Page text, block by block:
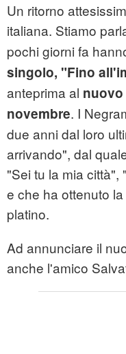
Un ritorno
italiana. Stiamo
pochi giorni fa
singolo, "Fino
anteprima al
novembre. I
due anni dal loro
arrivando", dal
"Sei tu la mia città",
e che ha ottenuto
platino.
Ad annunciare il
anche l'amico